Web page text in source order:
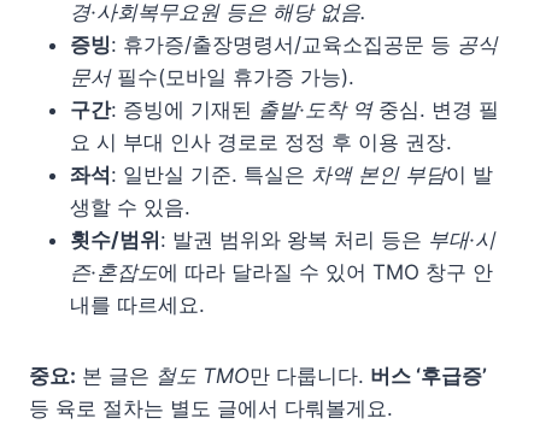
경·사회복무요원 등은 해당 없음.
증빙: 휴가증/출장명령서/교육소집공문 등 공식
문서필수(모바일 휴가증 가능).
구간: 증빙에 기재된 출발·도착 역중심. 변경 필
요 시 부대 인사 경로로 정정 후 이용 권장.
좌석 : 일반실 기준. 특실은 차액 본인 부담이 발
생할 수 있음.
횟수/범위 : 발권 범위와 왕복 처리 등은 부대·시
즌·혼잡도에 따라 달라질 수 있어 TMO 창구 안
내를 따르세요.
중요: 본 글은 철도 TMO만 다룹니다. 버스 ‘후급증’
등 육로 절차는 별도 글에서 다뤄볼게요.